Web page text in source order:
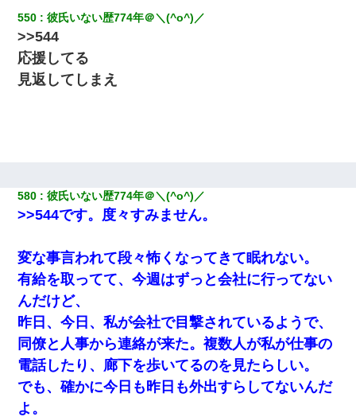
年の暮れに突然息子が職場を訪ねてきた。
私が遺産を相続。→それを知った義両親が「旅行代金を出せ！」
「リフォーム費用を負担しろ！」「金の管理は私達がする！」と
浅ましくも集りにきた。
550 彼氏いない歴774年＠＼(^o^)／
>>544
応援してる
見返してしまえ
580 彼氏いない歴774年＠＼(^o^)／
>>544です。度々すみません。
変な事言われて段々怖くなってきて眠れない。
有給を取ってて、今週はずっと会社に行ってない
んだけど、
昨日、今日、私が会社で目撃されているようで、
同僚と人事から連絡が来た。複数人が私が仕事の
電話したり、廊下を歩いてるのを見たらしい。
でも、確かに今日も昨日も外出すらしてないんだ
よ。